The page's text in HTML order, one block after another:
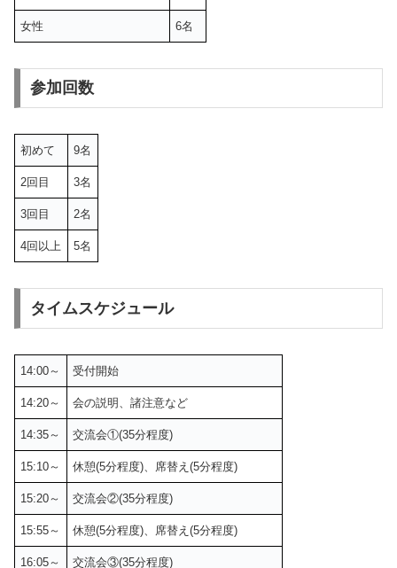
女性 6名
参加回数
初めて 9名
2回目 3名
3回目 2名
4回以上 5名
タイムスケジュール
14:00～ 受付開始
14:20～ 会の説明、諸注意など
14:35～ 交流会①(35分程度)
15:10～ 休憩(5分程度)、席替え(5分程度)
15:20～ 交流会②(35分程度)
15:55～ 休憩(5分程度)、席替え(5分程度)
16:05～ 交流会③(35分程度)